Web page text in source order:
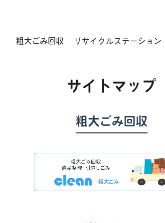
粗大ごみ回収 リサイクルステーション
サイトマップ
粗大ごみ回収